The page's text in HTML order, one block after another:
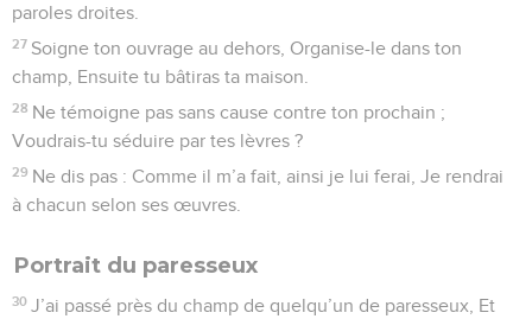
paroles droites.
27 Soigne ton ouvrage au dehors, Organise-le dans ton
champ, Ensuite tu bâtiras ta maison.
28 Ne témoigne pas sans cause contre ton prochain ;
Voudrais-tu séduire par tes lèvres ?
29 Ne dis pas : Comme il m’a fait, ainsi je lui ferai, Je rendrai
à chacun selon ses œuvres.
Portrait du paresseux
30 J’ai passé près du champ de quelqu’un de paresseux, Et